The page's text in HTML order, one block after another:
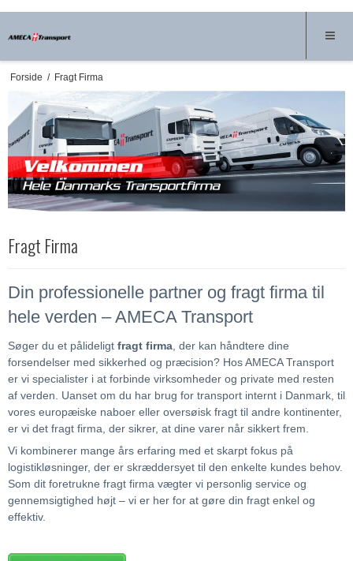
Forside / Fragt Firma
Fragt Firma
Din professionelle partner og fragt firma til
hele verden – AMECA Transport
Søger du et pålideligt fragt firma , der kan håndtere dine
forsendelser med sikkerhed og præcision? Hos AMECA Transport
er vi specialister i at forbinde virksomheder og private med resten
af verden. Uanset om du har brug for transport internt i Danmark, til
vores europæiske naboer eller oversøisk fragt til andre kontinenter,
er vi det fragt firma, der sikrer, at dine varer når sikkert frem.
Vi kombinerer mange års erfaring med et skarpt fokus på
logistikløsninger, der er skræddersyet til den enkelte kundes behov.
Som dit foretrukne fragt firma vægter vi personlig service og
gennemsigtighed højt – vi er her for at gøre din fragt enkel og
effektiv.